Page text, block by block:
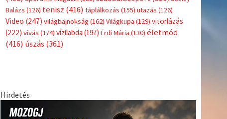
Címkék
asztalitenisz(130) autosport(123)Babos